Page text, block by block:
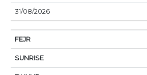
31/08/2026